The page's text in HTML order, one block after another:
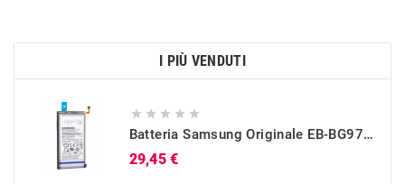
I PIÙ VENDUTI
    
Batteria Samsung Originale EB-BG973ABU Per Galaxy S10 (SM-G973)
29,45 €